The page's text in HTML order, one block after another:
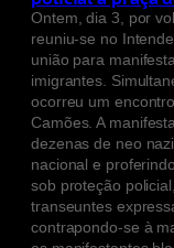
Ontem, dia 3, por
reuniu-se no
união para
imigrantes.
ocorreu um
Camões. A
dezenas de neo
nacional e
sob proteção
transeuntes
contrapondo-se à